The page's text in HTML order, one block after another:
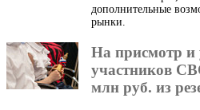
дополнительные
рынки.
На присмотр и
участников
млн руб. из